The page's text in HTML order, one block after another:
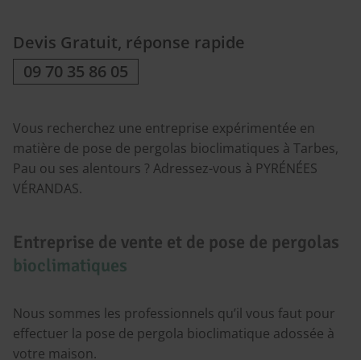
Devis Gratuit, réponse rapide
09 70 35 86 05
Vous recherchez une entreprise expérimentée en
matière de pose de pergolas bioclimatiques à Tarbes,
Pau ou ses alentours ? Adressez-vous à PYRÉNÉES
VÉRANDAS.
Entreprise de vente et de pose de pergolas
bioclimatiques
Nous sommes les professionnels qu’il vous faut pour
effectuer la pose de pergola bioclimatique adossée à
votre maison.